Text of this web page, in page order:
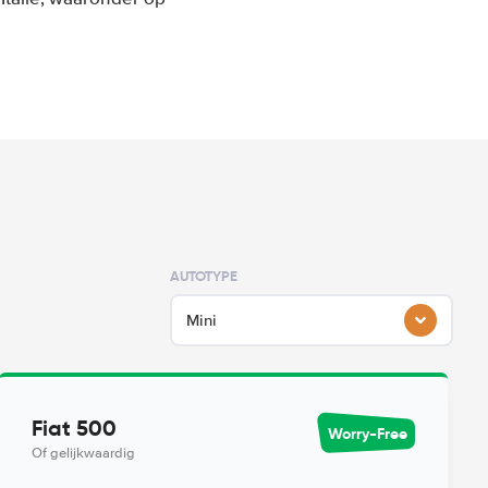
AUTOTYPE
Mini
Fiat 500
Of gelijkwaardig
Worry-Free